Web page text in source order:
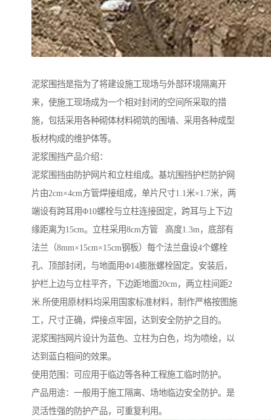
泥浆围挡是指为了将建设施工现场与外部环境隔离开
来，使施工现场成为一个相对封闭的空间所采取的措
施，包括采用各种砌体材料砌筑的围墙、采用各种成型
板材构成的维护体等。
泥浆围挡产品介绍：
泥浆围挡由防护网片和立柱组成。基坑围挡护栏防护网
片由2cm×4cm方管焊接组成，单片尺寸1.1米×1.7米，两
端设有跨耳用Φ10螺栓与立柱连接固定，跨耳与上下边
缘距离为15cm。立柱采用8cm方管 高度1.3m，底部有
法兰（8mm×15cm×15cm钢板）每个法兰盘设4个螺栓
孔、顶部封闭，与地面用Φ14膨胀螺栓固定。安装后，
护栏上边与立柱平齐，下边距地面20cm，两立柱间距2
米.所使用原材料均采用国家标准材料，制作严格按图施
工，尺寸正确，焊接点牢固，达到安全防护之目的。
泥浆围挡网片设计为蓝色、立柱为白色，均为喷绘，以
达到蓝白相间的效果。
使用范围：可应用于临边等各种工程施工临时防护。
产品用途：一般用于施工隔离、场地临边安全防护。是
灵活性强的防护产品，可重复利用。